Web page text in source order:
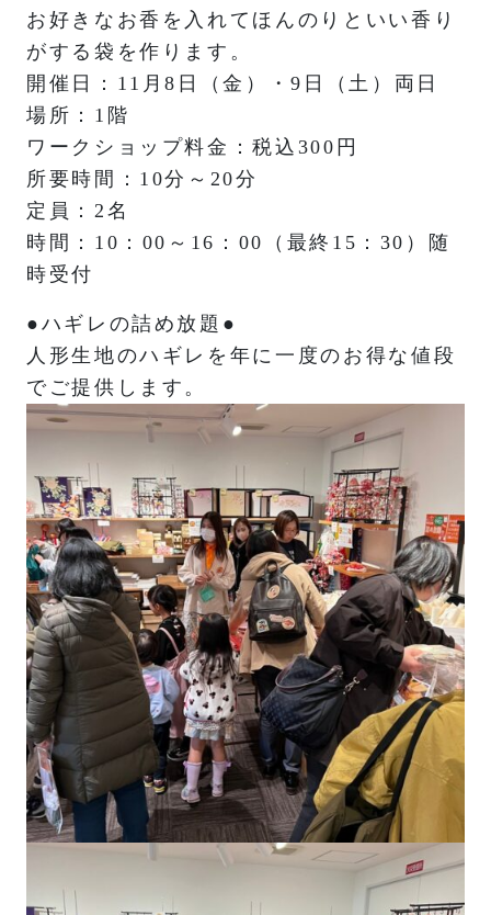
お好きなお香を入れてほんのりといい香り
がする袋を作ります。
開催日：11月8日（金）・9日（土）両日
場所：1階
ワークショップ料金：税込300円
所要時間：10分～20分
定員：2名
時間：10：00～16：00（最終15：30）随
時受付
●ハギレの詰め放題●
人形生地のハギレを年に一度のお得な値段
でご提供します。